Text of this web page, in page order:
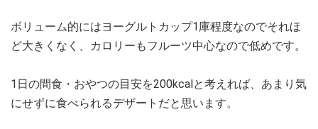
ボリューム的にはヨーグルトカップ1庫程度なのでそれほ
ど大きくなく、カロリーもフルーツ中心なので低めです。
1日の間食・おやつの目安を200kcalと考えれば、あまり気
にせずに食べられるデザートだと思います。